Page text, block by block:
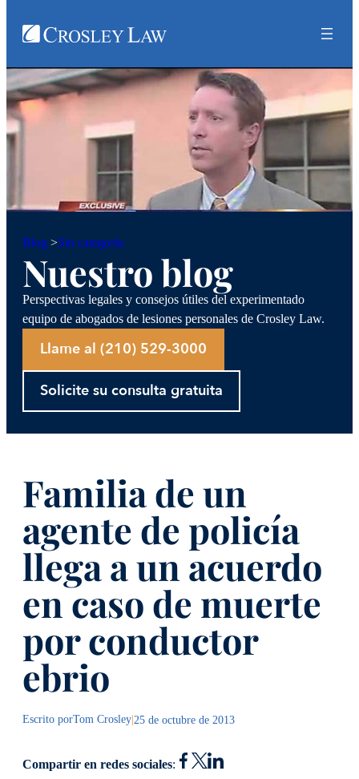
Blog >Sin categoría
Nuestro blog
Perspectivas legales y consejos útiles del experimentado
equipo de abogados de lesiones personales de Crosley Law.
Llame al (210) 529-3000
Solicite su consulta gratuita
Familia de un
agente de policía
llega a un acuerdo
en caso de muerte
por conductor
ebrio
Escrito porTom Crosley|25 de octubre de 2013
Compartir en redes sociales: